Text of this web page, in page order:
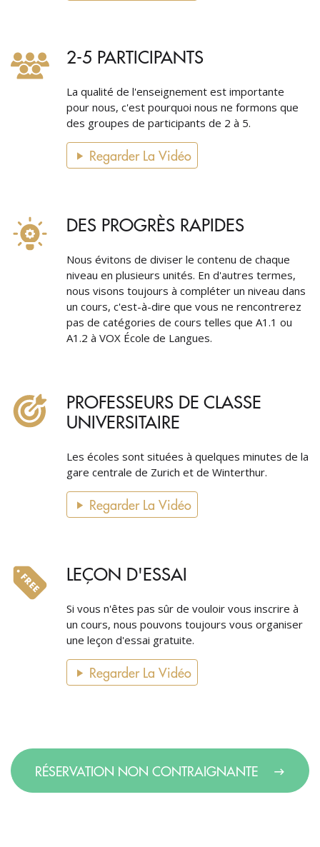
2-5 PARTICIPANTS
La qualité de l'enseignement est importante
pour nous, c'est pourquoi nous ne formons que
des groupes de participants de 2 à 5.
Regarder La Vidéo
DES PROGRÈS RAPIDES
Nous évitons de diviser le contenu de chaque
niveau en plusieurs unités. En d'autres termes,
nous visons toujours à compléter un niveau dans
un cours, c'est-à-dire que vous ne rencontrerez
pas de catégories de cours telles que A1.1 ou
A1.2 à VOX École de Langues.
PROFESSEURS DE CLASSE
UNIVERSITAIRE
Les écoles sont situées à quelques minutes de la
gare centrale de Zurich et de Winterthur.
Regarder La Vidéo
LEÇON D'ESSAI
Si vous n'êtes pas sûr de vouloir vous inscrire à
un cours, nous pouvons toujours vous organiser
une leçon d'essai gratuite.
Regarder La Vidéo
RÉSERVATION NON CONTRAIGNANTE